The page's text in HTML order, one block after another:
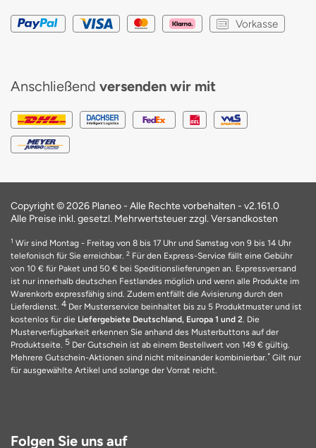
Vorkasse
Anschließend versenden wir mit
Copyright © 2026 Planeo - Alle Rechte vorbehalten - v2.161.0
Alle Preise inkl. gesetzl. Mehrwertsteuer zzgl. Versandkosten
1 Wir sind Montag - Freitag von 8 bis 17 Uhr und Samstag von 9 bis 14 Uhr
telefonisch für Sie erreichbar. 2 Für den Express-Service fällt eine Gebühr
von 10 € für Paket und 50 € bei Speditionslieferungen an. Expressversand
ist nur innerhalb deutschen Festlandes möglich und wenn alle Produkte im
Warenkorb expressfähig sind. Zudem entfällt die Avisierung durch den
Lieferdienst. 4 Der Musterservice beinhaltet bis zu 5 Produktmuster und ist
kostenlos für die Liefergebiete Deutschland, Europa 1 und 2. Die
Musterverfügbarkeit erkennen Sie anhand des Musterbuttons auf der
Produktseite. 5 Der Gutschein ist ab einem Bestellwert von 149 € gültig.
Mehrere Gutschein-Aktionen sind nicht miteinander kombinierbar.* Gilt nur
für ausgewählte Artikel und solange der Vorrat reicht.
Folgen Sie uns auf